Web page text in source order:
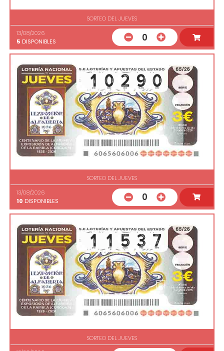
SORTEO DEL JUEVES
13/08/2026
5 DISPONIBLES 0
SORTEO DEL JUEVES
13/08/2026
10 DISPONIBLES 0
SORTEO DEL JUEVES